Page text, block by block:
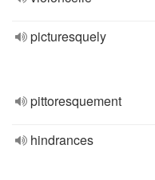
picturesquely
pittoresquement
hindrances